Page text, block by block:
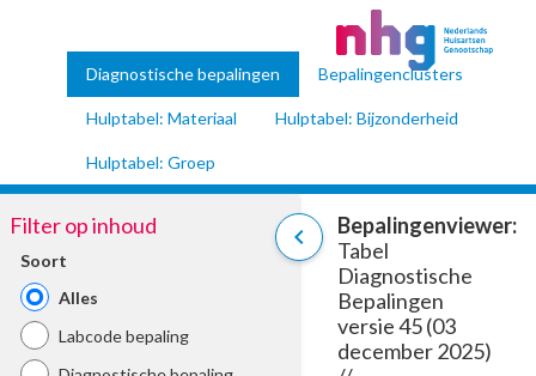
Diagnostische bepalingen Bepalingenclusters
Hulptabel: Materiaal Hulptabel: Bijzonderheid
Hulptabel: Groep
chevron_left
Filter op inhoud
Soort
Alles
Labcode bepaling
Bepalingenviewer:
Tabel
Diagnostische
Bepalingen
versie 45 (03
december 2025)